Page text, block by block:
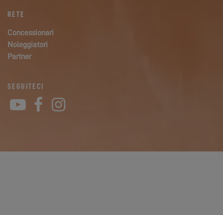
RETE
Concessionari
Noleggiatori
Partner
SEGUITECI
YouTube
Facebook
Instagram